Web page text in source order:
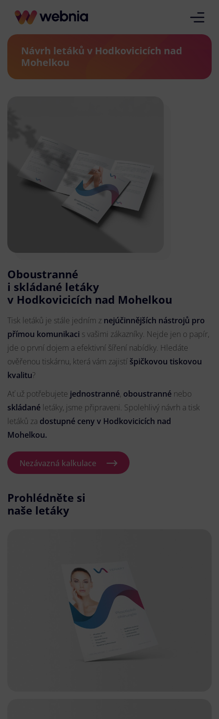
Návrh letáků v Hodkovicicích nad
Mohelkou
Oboustranné
i skládané letáky
v Hodkovicicích nad Mohelkou
Tisk letáků je stále jedním z nejúčinnějších nástrojů pro
přímou komunikaci s vašimi zákazníky. Nejde jen o papír,
jde o první dojem a efektivní šíření nabídky. Hledáte
ověřenou tiskárnu, která vám zajistí špičkovou tiskovou
kvalitu?
Ať už potřebujete jednostranné, oboustranné nebo
skládané letáky, jsme připraveni. Spolehlivý návrh a tisk
letáků za dostupné ceny v Hodkovicicích nad
Mohelkou.
Nezávazná kalkulace
Prohlédněte si
naše letáky